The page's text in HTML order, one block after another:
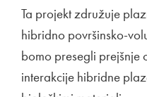
Ta projekt združuje
hibridno površinsko-
bomo presegli prejšnje
interakcije hibridne